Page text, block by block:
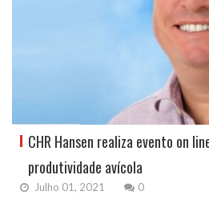
CHR Hansen realiza evento on
produtividade avícola
Julho 01, 2021 0